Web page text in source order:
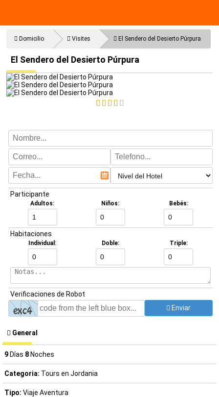
Domicilio Visites El Sendero del Desierto Púrpura
El Sendero del Desierto Púrpura
Participante
Adultos: Niños: Bebés:
Habitaciones
Individual: Doble: Triple:
Verificaciones de Robot
Enviar
Cerrado
General
9 Días 8 Noches
Categoria: Tours en Jordania
Tipo: Viaje Aventura